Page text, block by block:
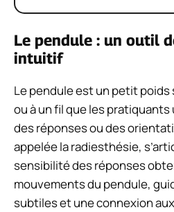
Le pendule : un outil
intuitif
Le pendule est un petit poids
ou à un fil que les
des réponses ou des
appelée la radiesthésie,
sensibilité des réponses
mouvements du pendule,
subtiles et une connexion